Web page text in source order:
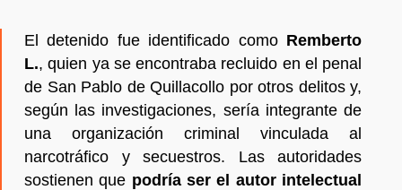
El detenido fue identificado como Remberto
L., quien ya se encontraba recluido en el penal
de San Pablo de Quillacollo por otros delitos y,
según las investigaciones, sería integrante de
una organización criminal vinculada al
narcotráfico y secuestros. Las autoridades
sostienen que podría ser el autor intelectual